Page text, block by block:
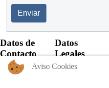
Enviar
Datos de
Contacto
+57 60 1
Datos
Legales
Aviso Cookies